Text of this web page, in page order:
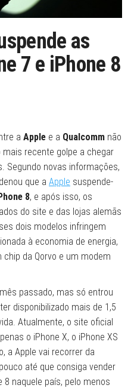
as
7 e iPhone 8
a Apple e a Qualcomm não
recente golpe a chegar
Segundo novas informações,
que a Apple suspende-
8, e após isso, os
do site e das lojas alemãs
dois modelos infringem
à economia de energia,
da Qorvo e um modem
passado, mas só entrou
disponibilizado mais de 1,5
Atualmente, o site oficial
o iPhone X, o iPhone XS
a Apple vai recorrer da
até que consiga vender
8 naquele país, pelo menos